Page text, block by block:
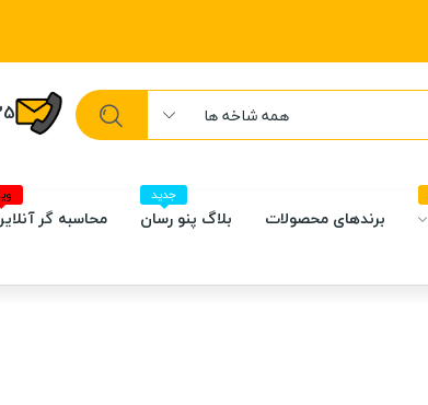
همه شاخه ها
برندهای محصولات بلاگ پنو رسان
جدید
محاسبه گر